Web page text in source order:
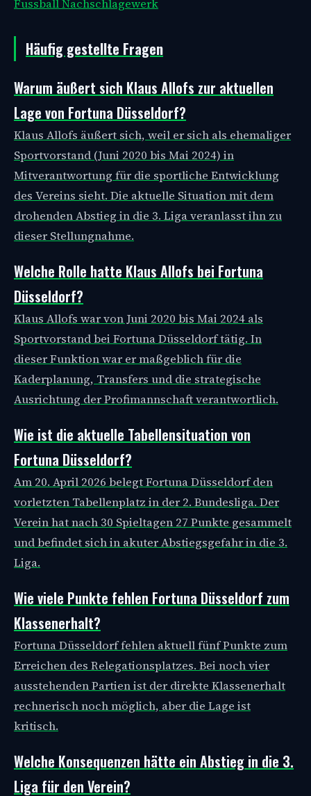
Fussball Nachschlagewerk
Häufig gestellte Fragen
Warum äußert sich Klaus Allofs zur aktuellen
Lage von Fortuna Düsseldorf?
Klaus Allofs äußert sich, weil er sich als ehemaliger
Sportvorstand (Juni 2020 bis Mai 2024) in
Mitverantwortung für die sportliche Entwicklung
des Vereins sieht. Die aktuelle Situation mit dem
drohenden Abstieg in die 3. Liga veranlasst ihn zu
dieser Stellungnahme.
Welche Rolle hatte Klaus Allofs bei Fortuna
Düsseldorf?
Klaus Allofs war von Juni 2020 bis Mai 2024 als
Sportvorstand bei Fortuna Düsseldorf tätig. In
dieser Funktion war er maßgeblich für die
Kaderplanung, Transfers und die strategische
Ausrichtung der Profimannschaft verantwortlich.
Wie ist die aktuelle Tabellensituation von
Fortuna Düsseldorf?
Am 20. April 2026 belegt Fortuna Düsseldorf den
vorletzten Tabellenplatz in der 2. Bundesliga. Der
Verein hat nach 30 Spieltagen 27 Punkte gesammelt
und befindet sich in akuter Abstiegsgefahr in die 3.
Liga.
Wie viele Punkte fehlen Fortuna Düsseldorf zum
Klassenerhalt?
Fortuna Düsseldorf fehlen aktuell fünf Punkte zum
Erreichen des Relegationsplatzes. Bei noch vier
ausstehenden Partien ist der direkte Klassenerhalt
rechnerisch noch möglich, aber die Lage ist
kritisch.
Welche Konsequenzen hätte ein Abstieg in die 3.
Liga für den Verein?